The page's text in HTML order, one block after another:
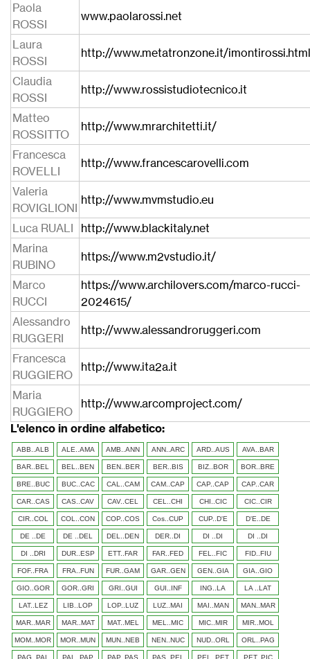
Paola
ROSSI
www.paolarossi.net
Laura
ROSSI
http://www.metatronzone.it/imontirossi.html
Claudia
ROSSI
http://www.rossistudiotecnico.it
Matteo
ROSSITTO
http://www.mrarchitetti.it/
Francesca
ROVELLI
http://www.francescarovelli.com
Valeria
ROVIGLIONI
http://www.mvmstudio.eu
Luca RUALI
http://www.blackitaly.net
Marina
RUBINO
https://www.m2vstudio.it/
Marco
RUCCI
https://www.archilovers.com/marco-rucci-
2024615/
Alessandro
RUGGERI
http://www.alessandroruggeri.com
Francesca
RUGGIERO
http://www.ita2a.it
Maria
RUGGIERO
http://www.arcomproject.com/
L'elenco in ordine alfabetico:
ABB..ALB ALE..AMA AMB..ANN ANN..ARC ARD..AUS AVA..BAR
BAR..BEL BEL..BEN BEN..BER BER..BIS BIZ..BOR BOR..BRE
BRE..BUC BUC..CAC CAL..CAM CAM..CAP CAP..CAP CAP..CAR
CAR..CAS CAS..CAV CAV..CEL CEL..CHI CHI..CIC CIC..CIR
CIR..COL COL..CON COP..COS Cos..CUP CUP..D'E D'E..DE
DE ..DE DE ..DEL DEL..DEN DER..DI DI ..DI DI ..DI
DI ..DRI DUR..ESP ETT..FAR FAR..FED FEL..FIC FID..FIU
FOF..FRA FRA..FUN FUR..GAM GAR..GEN GEN..GIA GIA..GIO
GIO..GOR GOR..GRI GRI..GUI GUI..INF ING..LA LA ..LAT
LAT..LEZ LIB..LOP LOP..LUZ LUZ..MAI MAI..MAN MAN..MAR
MAR..MAR MAR..MAT MAT..MEL MEL..MIC MIC..MIR MIR..MOL
MOM..MOR MOR..MUN MUN..NEB NEN..NUC NUD..ORL ORL..PAG
PAG..PAL PAL..PAP PAP..PAS PAS..PEL PEL..PET PET..PIC